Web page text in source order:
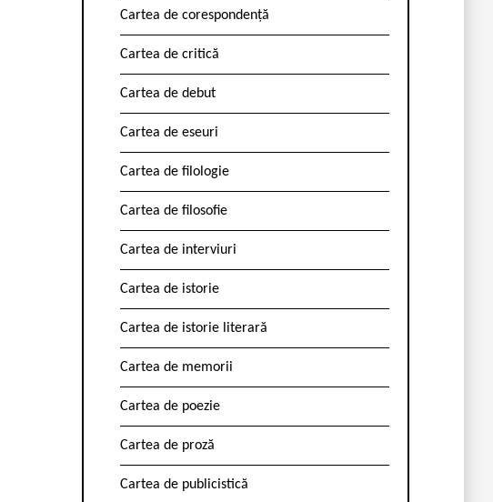
Cartea de corespondență
Cartea de critică
Cartea de debut
Cartea de eseuri
Cartea de filologie
Cartea de filosofie
Cartea de interviuri
Cartea de istorie
Cartea de istorie literară
Cartea de memorii
Cartea de poezie
Cartea de proză
Cartea de publicistică